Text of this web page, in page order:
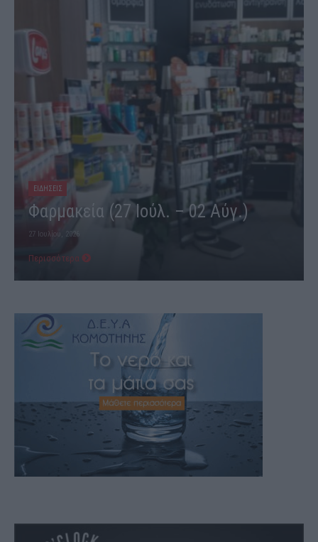
Φαρμακεία (03-09 Αυγ.)
3 Αυγούστου, 2026
Περισσότερα